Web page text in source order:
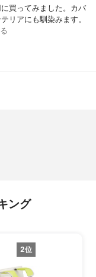
買ってみました。カバ
リアにも馴染みます。
ング
2位